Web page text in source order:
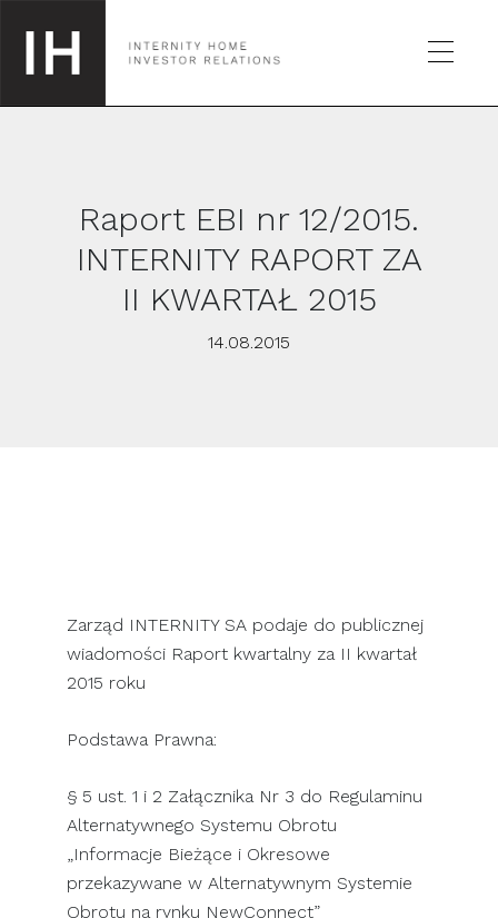
SPÓŁKA
GIEŁDA
Raport EBI nr 12/2015.
INTERNITY RAPORT ZA
II KWARTAŁ 2015
14.08.2015
Zarząd INTERNITY SA podaje do publicznej
wiadomości Raport kwartalny za II kwartał
2015 roku
Podstawa Prawna:
§ 5 ust. 1 i 2 Załącznika Nr 3 do Regulaminu
Alternatywnego Systemu Obrotu
„Informacje Bieżące i Okresowe
przekazywane w Alternatywnym Systemie
Obrotu na rynku NewConnect”